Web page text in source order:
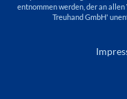
entnommen werden, der an
Treuhand GmbH'